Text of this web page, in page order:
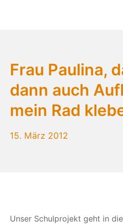
Bikekitchen
Frau Paulina,
dann auch
mein Rad
15. März 2012
Unser Schulprojekt geht in